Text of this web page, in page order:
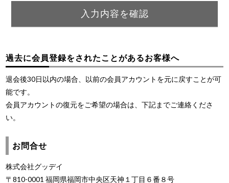
過去に会員登録をされたことがあるお客様へ
退会後30日以内の場合、以前の会員アカウントを元に戻すことが可
能です。
会員アカウントの復元をご希望の場合は、下記までご連絡くださ
い。
お問合せ
株式会社グッデイ
〒810-0001 福岡県福岡市中央区天神１丁目６番８号